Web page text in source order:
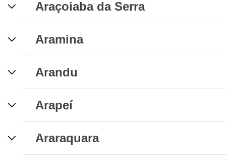
Araçoiaba da Serra
Aramina
Arandu
Arapeí
Araraquara